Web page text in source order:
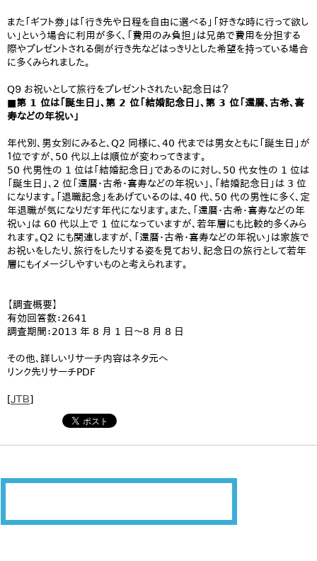
また「ギフト券」は「行き先や日程を自由に選べる」「好きな時に行って欲し
い」という場合に利用が多く、「費用のみ負担」は兄弟で費用を分担する
際やプレゼントされる側が行き先などはっきりとした希望を持っている場合
に多くみられました。
Q９ お祝いとして旅行をプレゼントされたい記念日は？
■第 1 位は「誕生日」、第 2 位「結婚記念日」、第 3 位「還暦、古希、喜
寿などの年祝い」
年代別、男女別にみると、Q2 同様に、40 代までは男女ともに「誕生日」が
１位ですが、50 代以上は順位が変わってきます。
50 代男性の 1 位は「結婚記念日」であるのに対し、50 代女性の 1 位は
「誕生日」、2 位「還暦・古希・喜寿などの年祝い」、「結婚記念日」は 3 位
になります。「退職記念」をあげているのは、40 代、50 代の男性に多く、定
年退職が気になりだす年代になります。また、「還暦・古希・喜寿などの年
祝い」は 60 代以上で 1 位になっていますが、若年層にも比較的多くみら
れます。Q2 にも関連しますが、「還暦・古希・喜寿などの年祝い」は家族で
お祝いをしたり、旅行をしたりする姿を見ており、記念日の旅行として若年
層にもイメージしやすいものと考えられます。
【調査概要】
有効回答数：2641
調査期間：2013 年 8 月 1 日～8 月 8 日
その他、詳しいリサーチ内容はネタ元へ
リンク先リサーチPDF
[ＪＴＢ]